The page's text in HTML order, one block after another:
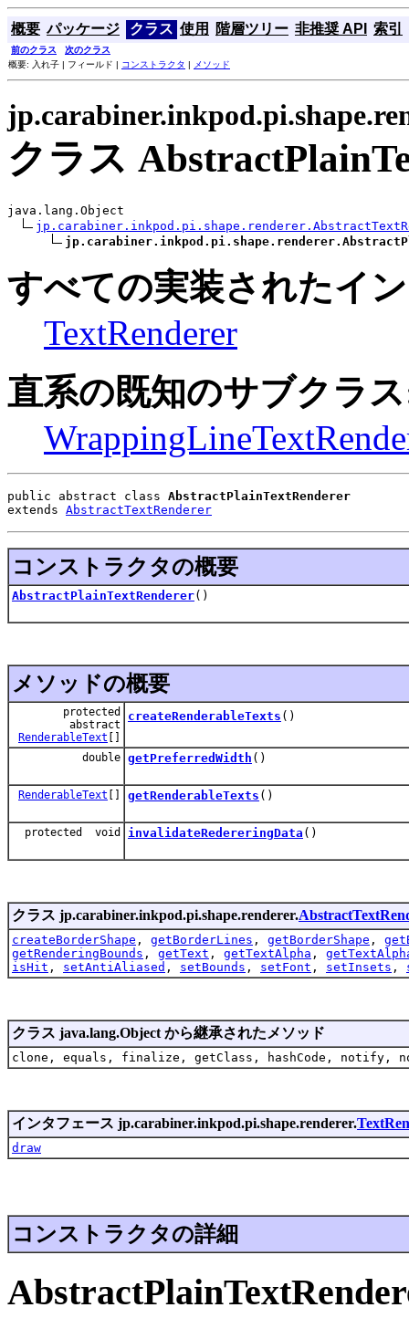
概要 パッケージ クラス 使用 階層ツリー 非推奨 API 索引
前のクラス
次のクラス
概要: 入れ子 | フィールド | コンストラクタ | メソッド
クラス
java.lang.Object
すべての実装されたイ
TextRenderer
直系の既知のサブクラ
public abstract class AbstractPlainTextRenderer
extends AbstractTextRenderer
コンストラクタの概要
AbstractPlainTextRenderer()
メソッドの概要
protected
abstract
RenderableText []
createRenderableTexts ()
double getPreferredWidth ()
RenderableText [] getRenderableTexts ()
protected void invalidateRedereringData ()
クラス jp.carabiner.inkpod.pi.shape.renderer.
createBorderShape , getBorderLines , getBorderShape ,
getRenderingBounds , getText , getTextAlpha ,
isHit , setAntiAliased , setBounds , setFont , setInsets ,
クラス java.lang.Object から継承されたメソッド
clone, equals, finalize, getClass, hashCode,
インタフェース jp.carabiner.inkpod.pi.shape.renderer.
draw
コンストラクタの詳細